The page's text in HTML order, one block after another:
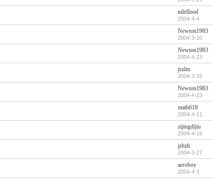
nileflood
2004-4-4
Newton1983
2004-3-10
Newton1983
2004-4-23
jszlm
2004-3-15
Newton1983
2004-4-23
math618
2004-4-21
zijingdijiu
2004-4-15
jzhzh
2004-3-27
aeroboy
2004-4-3